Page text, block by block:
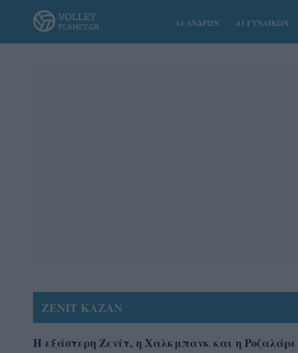
Α1 ΑΝΔΡΩΝ Α1 ΓΥΝΑΙΚΩΝ
ZENIT KAZAN
Η εξάστερη Ζενίτ, η Χαλκμπανκ και η